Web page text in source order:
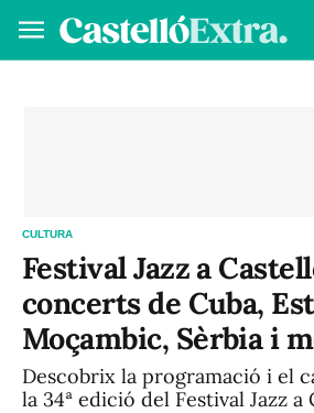
CULTURA
Festival Jazz a
concerts de Cuba,
Moçambic, Sèrbia i
Descobrix la programació i el
la 34ª edició del Festival Jazz a